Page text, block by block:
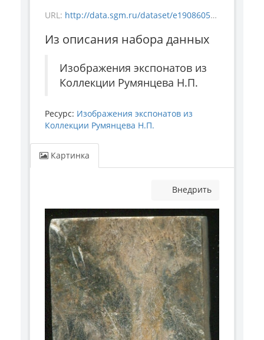
URL: http://data.sgm.ru/dataset/e1908605-67c3-4add-a6a7-6c288953c91e/resource/658fc198-122d-465e-bc0e-02eee6f4ca0b/download/1-968-59099.jpg
Из описания набора данных
Изображения экспонатов из
Коллекции Румянцева Н.П.
Ресурс: Изображения экспонатов из
Коллекции Румянцева Н.П.
Картинка
Внедрить